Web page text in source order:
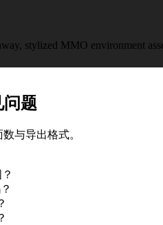
stylized MMO environment
问题
与导出格式。